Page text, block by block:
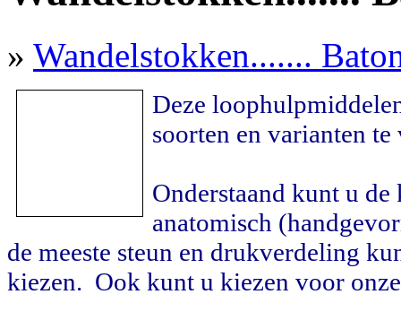
» Wandelstokken.......
Deze
soorten en varianten
Onderstaand kunt u de
anatomisch
de meeste steun en drukverdeling
kiezen. Ook kunt u kiezen voor